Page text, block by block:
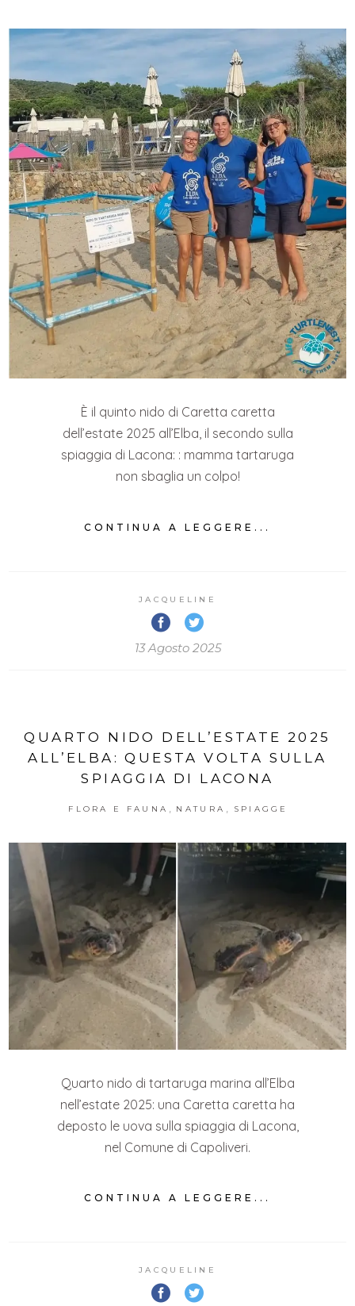
È il quinto nido di Caretta caretta
dell’estate 2025 all’Elba, il secondo sulla
spiaggia di Lacona: : mamma tartaruga
non sbaglia un colpo!
CONTINUA A LEGGERE...
JACQUELINE
13 Agosto 2025
QUARTO NIDO DELL’ESTATE 2025
ALL’ELBA: QUESTA VOLTA SULLA
SPIAGGIA DI LACONA
FLORA E FAUNA NATURA SPIAGGE
Quarto nido di tartaruga marina all’Elba
nell’estate 2025: una Caretta caretta ha
deposto le uova sulla spiaggia di Lacona,
nel Comune di Capoliveri.
CONTINUA A LEGGERE...
JACQUELINE